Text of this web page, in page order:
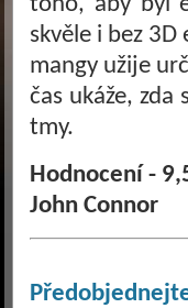
skvěle i bez
mangy užije
čas ukáže,
tmy.
Hodnocení -
John Connor